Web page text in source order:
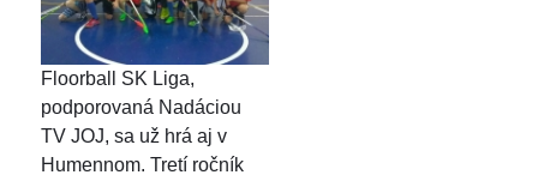
Floorball SK Liga,
podporovaná Nadáciou
TV JOJ, sa už hrá aj v
Humennom. Tretí ročník